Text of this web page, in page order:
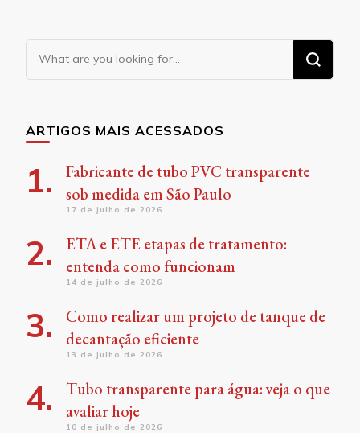
Looking
ARTIGOS MAIS ACESSADOS
Fabricante de tubo PVC transparente
sob medida em São Paulo
17 de julho de 2026
ETA e ETE etapas de tratamento:
entenda como funcionam
14 de julho de 2026
Como realizar um projeto de tanque de
decantação eficiente
13 de julho de 2026
Tubo transparente para água: veja o que
avaliar hoje
10 de julho de 2026